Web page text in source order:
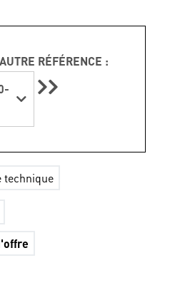
RÉFÉRENCE :
technique